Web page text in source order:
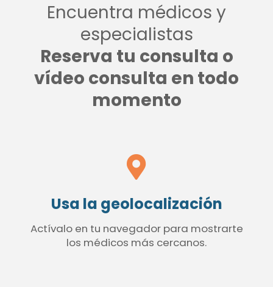
Encuentra médicos y
especialistas
Reserva tu consulta o
vídeo consulta en todo
momento
Usa la geolocalización
Actívalo en tu navegador para mostrarte
los médicos más cercanos.